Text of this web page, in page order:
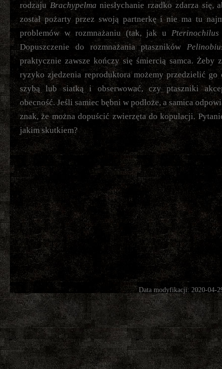
rodzajuBrachypelma niesłychanie rzadko zdarza się,
został pożarty przez swoją partnerkę i nie ma tu
problemów w rozmnażaniu (tak, jak u
Dopuszczenie do rozmnażania ptaszników
praktycznie zawsze kończy się śmiercią samca. Żeby
ryzyko zjedzenia reproduktora możemy przedzielić go
szybą lub siatką i obserwować, czy ptaszniki
obecność. Jeśli samiec bębni w podłoże, a samica
znak, że można dopuścić zwierzęta do kopulacji.
jakim skutkiem?
Data modyfikacji: 2020-04-